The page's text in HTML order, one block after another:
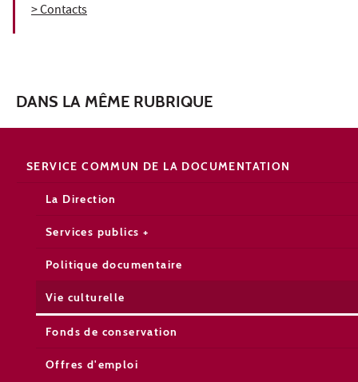
> Contacts
DANS LA MÊME RUBRIQUE
SERVICE COMMUN DE LA DOCUMENTATION
La Direction
Services publics +
Politique documentaire
Vie culturelle
Fonds de conservation
Offres d'emploi